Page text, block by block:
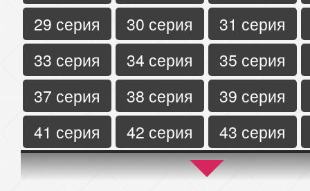
29 серия
30 серия
31 серия
33 серия
34 серия
35 серия
37 серия
38 серия
39 серия
41 серия
42 серия
43 серия
45 серия
46 серия
47 серия